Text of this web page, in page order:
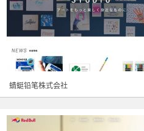
蜻蜓铅笔株式会社